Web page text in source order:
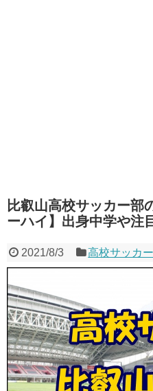
比叡山高校サッカー部
ーハイ】出身中学や注
2021/8/3 高校サッカー